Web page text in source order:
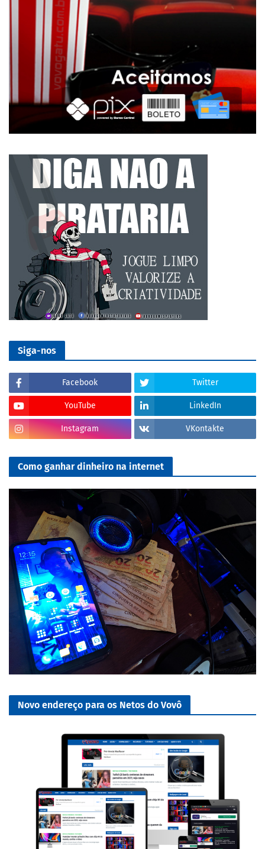
Siga-nos
Facebook Twitter
YouTube LinkedIn
Instagram VKontakte
Como ganhar dinheiro na internet
Novo endereço para os Netos do Vovô